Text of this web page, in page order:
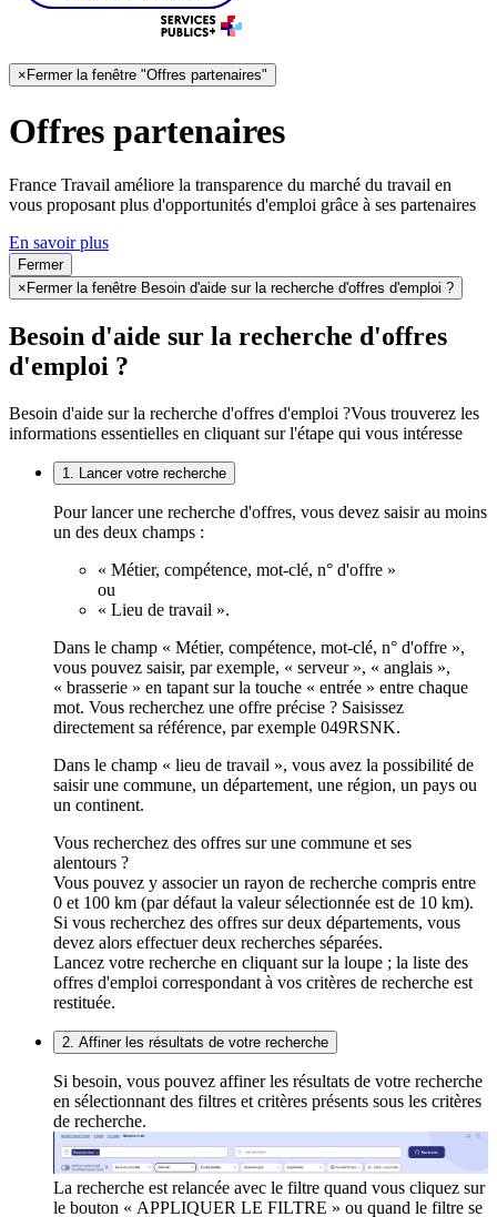
× Fermer la fenêtre "Offres partenaires"
Offres partenaires
France Travail améliore la transparence du marché du travail en
vous proposant plus d'opportunités d'emploi grâce à ses partenaires
En savoir plus
Fermer
× Fermer la fenêtre Besoin d'aide sur la recherche d'offres d'emploi ?
Besoin d'aide sur la recherche d'offres
d'emploi ?
Besoin d'aide sur la recherche d'offres d'emploi ?Vous trouverez les
informations essentielles en cliquant sur l'étape qui vous intéresse
1. Lancer votre recherche
Pour lancer une recherche d'offres, vous devez saisir au moins
un des deux champs :
« Métier, compétence, mot-clé, n° d'offre »
ou
« Lieu de travail ».
Dans le champ « Métier, compétence, mot-clé, n° d'offre »,
vous pouvez saisir, par exemple, « serveur », « anglais »,
« brasserie » en tapant sur la touche « entrée » entre chaque
mot. Vous recherchez une offre précise ? Saisissez
directement sa référence, par exemple 049RSNK.
Dans le champ « lieu de travail », vous avez la possibilité de
saisir une commune, un département, une région, un pays ou
un continent.
Vous recherchez des offres sur une commune et ses
alentours ?
Vous pouvez y associer un rayon de recherche compris entre
0 et 100 km (par défaut la valeur sélectionnée est de 10 km).
Si vous recherchez des offres sur deux départements, vous
devez alors effectuer deux recherches séparées.
Lancez votre recherche en cliquant sur la loupe ; la liste des
offres d'emploi correspondant à vos critères de recherche est
restituée.
2. Affiner les résultats de votre recherche
Si besoin, vous pouvez affiner les résultats de votre recherche
en sélectionnant des filtres et critères présents sous les critères
de recherche.
La recherche est relancée avec le filtre quand vous cliquez sur
le bouton « APPLIQUER LE FILTRE » ou quand le filtre se